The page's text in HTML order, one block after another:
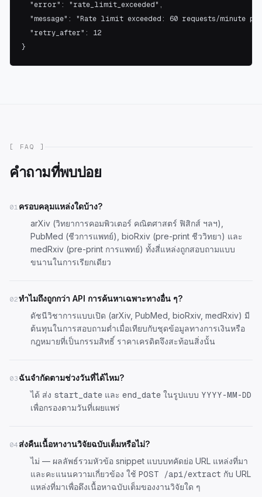
  "error": "rate_limit_exceeded",
"message": "Rate limit exceeded: 60 requests/minute
  "retry_after": 12
}
[ FAQ ]
คำถามที่พบบ่อย
01 ครอบคลุมแหล่งใดบ้าง?
arXiv (วิทยาการคอมพิวเตอร์ คณิตศาสตร์ ฟิสิกส์ ฯลฯ),
PubMed (ชีวการแพทย์), bioRxiv (pre-print ชีววิทยา) และ
medRxiv (pre-print การแพทย์) ทั้งสี่แหล่งถูกสอบถามแบบ
ขนานในการเรียกเดียว
02ทำไมถึงถูกกว่า API การค้นหาเฉพาะทางอื่น ๆ?
ดัชนีวิชาการแบบเปิด (arXiv, PubMed, bioRxiv, medRxiv) มี
ต้นทุนในการสอบถามต่ำเมื่อเทียบกับชุดข้อมูลทางการเงินหรือ
กฎหมายที่เป็นกรรมสิทธิ์ ราคาเครดิตจึงสะท้อนสิ่งนั้น
03 ฉันจำกัดตามช่วงวันที่ได้ไหม?
ได้ ส่ง start_date และ end_date ในรูปแบบ YYYY-MM-DD
เพื่อกรองตามวันที่เผยแพร่
04 ส่งคืนเนื้อหางานวิจัยฉบับเต็มหรือไม่?
ไม่ — ผลลัพธ์รวมหัวข้อ snippet แบบบทคัดย่อ URL แหล่งที่มา
และคะแนนความเกี่ยวข้อง ใช้ POST /api/extract กับ URL
แหล่งที่มาเพื่อดึงเนื้อหาฉบับเต็มของงานวิจัยใด ๆ